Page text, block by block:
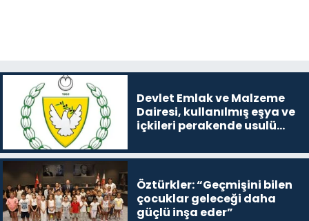
Devlet Emlak ve Malzeme
Dairesi, kullanılmış eşya ve
içkileri perakende usulü
Öztürkler: “Geçmişini bilen
çocuklar geleceği daha
güçlü inşa eder”